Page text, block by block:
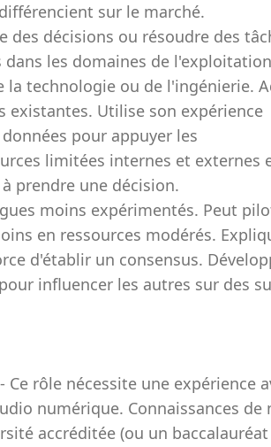
sur le marché.
décisions ou résoudre des
les domaines de
technologie ou de l'ingénierie.
existantes. Utilise son expérience
pour appuyer les
limitées internes et externes
prendre une décision.
moins expérimentés. Peut
en ressources modérés.
d'établir un consensus.
influencer les autres sur des
rôle nécessite une expérience
numérique. Connaissances de
accréditée (ou un baccalauréat